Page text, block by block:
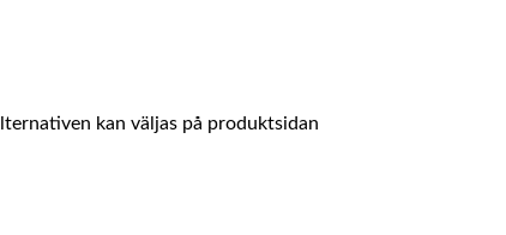
kan väljas på produktsidan